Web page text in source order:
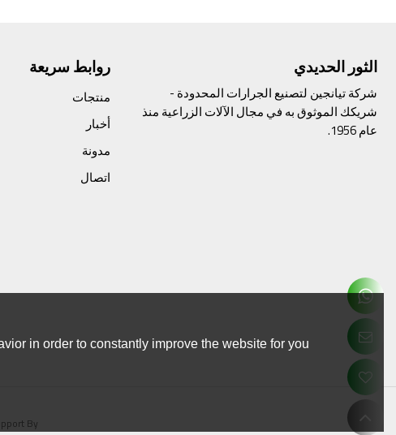
الثور الحديدي
شركة تيانجين لتصنيع الجرارات المحدودة -
شريكك الموثوق به في مجال الآلات الزراعية منذ
عام 1956.
روابط سريعة
منتجات
أخبار
مدونة
اتصال
By
in order to constantly improve the website for you.